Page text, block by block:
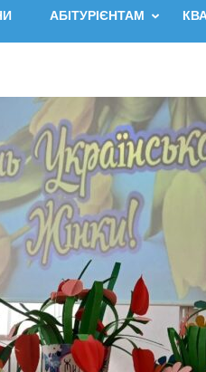
АБІТУРІЄНТАМ